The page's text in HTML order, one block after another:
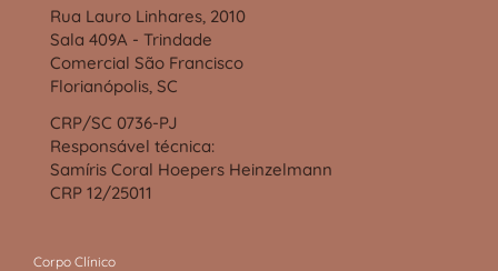
Rua Lauro Linhares, 2010
Sala 409A - Trindade
Comercial São Francisco
Florianópolis, SC
CRP/SC 0736-PJ
Responsável técnica:
Samíris Coral Hoepers Heinzelmann
CRP 12/25011
Corpo Clínico